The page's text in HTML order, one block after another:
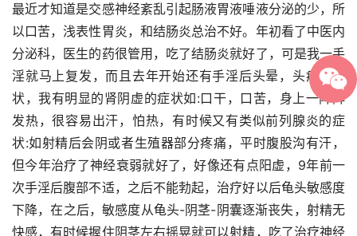
最近才知道是交感神经紊乱引起肠液胃液唾液分泌的少，所
以口苦，浅表性胃炎，和结肠炎总治不好。年初看了中医内
分泌科，医生的药很管用，吃了结肠炎就好了，可是我一手
淫就马上复发，而且去年开始还有手淫后头晕，头痛的症
状，我有明显的肾阴虚的症状如:口干，口苦，身上一阵阵
发热，很容易出汗，怕热，有时候又有类似前列腺炎的症
状:如射精后会阴或者生殖器部分疼痛，平时腹股沟有汗，
但今年治疗了神经衰弱就好了，好像还有点阳虚，9年前一
次手淫后腹部不适，之后不能勃起，治疗好以后龟头敏感度
下降，在之后，敏感度从龟头-阴茎-阴囊逐渐丧失，射精无
快感，有时候握住阴茎左右摇晃就可以射精，吃了治疗神经